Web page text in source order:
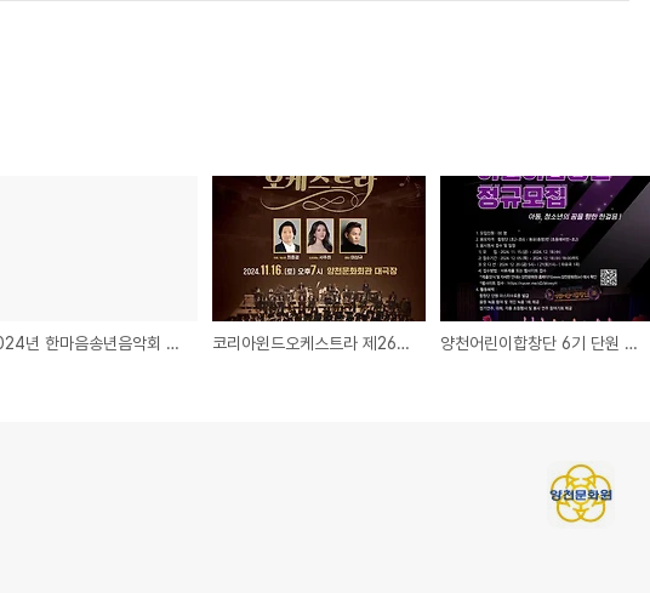
2024년 한마음송년음악회 행사대행업체 모집 코리아윈드오케스트라 제26회 정기 연주회 양천어린이합창단 6기 단원 모집 안내